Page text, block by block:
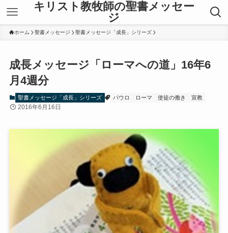
キリスト教牧師の聖書メッセー
ジ
ホーム 聖書メッセージ 聖書メッセージ「成長」シリーズ
成長メッセージ「ローマへの道」16年6
月4週分
聖書メッセージ「成長」シリーズ パウロ ローマ 使徒の働き 宣教
2016年6月16日